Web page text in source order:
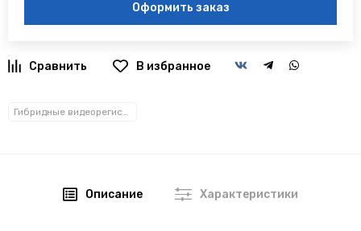
Оформить заказ
В избранное
Гибридные видеорегистраторы
Описание Характеристики